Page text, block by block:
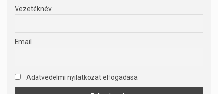
Vezetéknév
Email
Adatvédelmi nyilatkozat elfogadása